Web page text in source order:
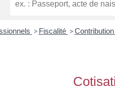
> Fiscalité >